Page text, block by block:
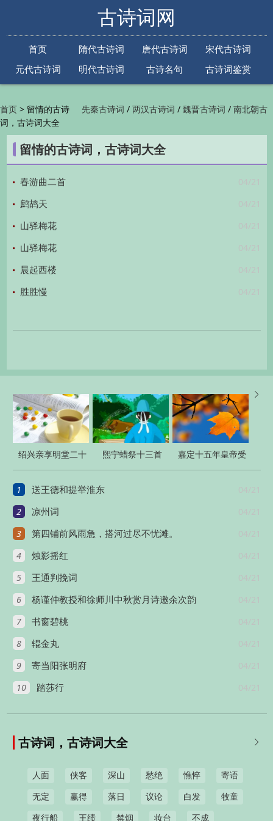
古诗词网
首页 隋代古诗词 唐代古诗词
宋代古诗词
元代古诗词
明代古诗词 古诗名句
古诗词鉴赏
先秦古诗词 /两汉古诗词 /魏晋古诗词 /南北朝古
代古诗词/金朝古诗词/元代古诗词/明代古诗词
/清代古诗词/近现代古诗词
鉴赏/古诗下一句/古诗上一句/
首页 > 留情的古诗
词，古诗词大全
留情的古诗词，古诗词大全
04/21
春游曲二首
04/21
鹧鸪天
04/21
山驿梅花
04/21
山驿梅花
04/21
晨起西楼
04/21
胜胜慢

绍兴亲享明堂二十
六首
熙宁蜡祭十三首
嘉定十五年皇帝受
恭膺天命之宝三首
1 04/21
送王德和提举淮东
2 04/21
凉州词
3 04/21
第四铺前风雨急，搭河过尽不忧滩。
4 04/21
烛影摇红
5 04/21
王通判挽词
6 04/21
杨谨仲教授和徐师川中秋赏月诗邀余次韵
7 04/21
书窗碧桃
8 04/21
辊金丸
9 04/21
寄当阳张明府
10 04/21
踏莎行

古诗词，古诗词大全
人面 侠客 深山 愁绝 憔悴 寄语
无定 赢得 落日 议论 白发 牧童
夜行船 王绩 禁烟 妆台 不成